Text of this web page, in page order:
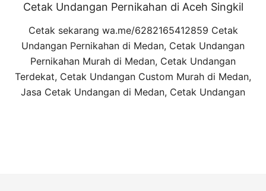
Cetak Undangan Pernikahan di Aceh Singkil
Cetak sekarang wa.me/6282165412859 Cetak
Undangan Pernikahan di Medan, Cetak Undangan
Pernikahan Murah di Medan, Cetak Undangan
Terdekat, Cetak Undangan Custom Murah di Medan,
Jasa Cetak Undangan di Medan, Cetak Undangan